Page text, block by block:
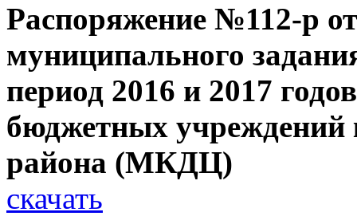
Распоряжение №112-р
муниципального
период 2016 и 2017
бюджетных учреждений
района (МКДЦ)
скачать